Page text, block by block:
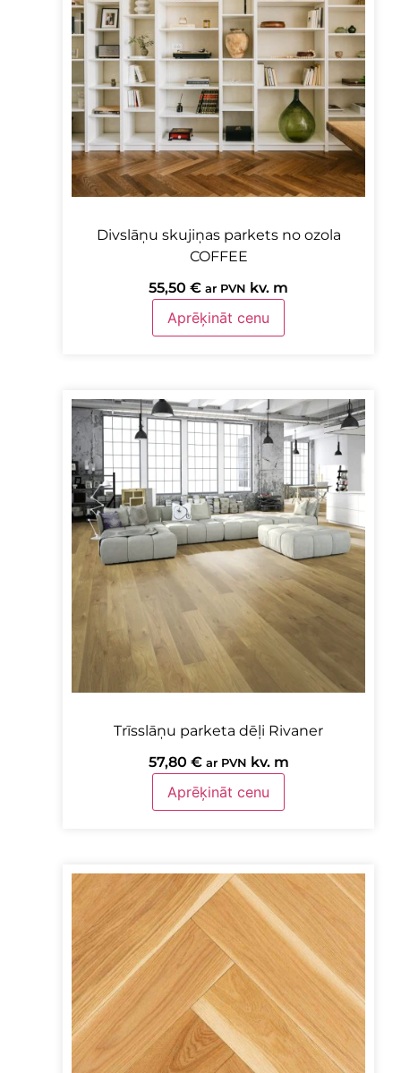
Divslāņu skujiņas parkets no ozola
COFFEE
55,50 € ar PVN kv. m
Aprēķināt cenu
Trīsslāņu parketa dēļi Rivaner
57,80 € ar PVN kv. m
Aprēķināt cenu